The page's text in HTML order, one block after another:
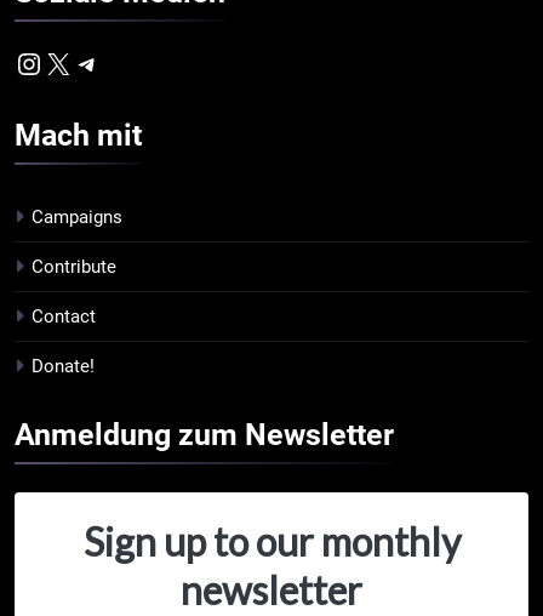
Instagram
Mach mit
Campaigns
Contribute
Contact
Donate!
Anmeldung zum Newsletter
Sign up to our monthly
newsletter